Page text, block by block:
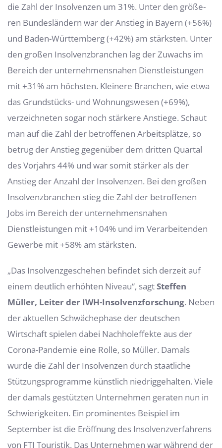
die Zahl der Insolvenzen um 31%. Unter den größe­
ren Bundesländern war der Anstieg in Bayern (+56%)
und Baden-Württemberg (+42%) am stärksten. Unter
den großen Insolvenzbranchen lag der Zuwachs im
Be­reich der unternehmensnahen Dienstleistungen
mit +31% am höchsten. Kleinere Branchen, wie etwa
das Grundstücks- und Wohnungswesen (+69%),
verzeichneten sogar noch stärkere Anstiege. Schaut
man auf die Zahl der betroffenen Arbeitsplätze, so
betrug der Anstieg gegenüber dem dritten Quartal
des Vorjahrs 44% und war somit stärker als der
Anstieg der Anzahl der Insolvenzen. Bei den großen
Insolvenz­branchen stieg die Zahl der betroffenen
Jobs im Bereich der unternehmensnahen
Dienstleistungen mit +104% und im Verarbeitenden
Gewerbe mit +58% am stärksten.
„Das Insolvenzgeschehen befindet sich derzeit auf
einem deutlich erhöhten Niveau“, sagtSteffen
Müller, Leiter der IWH-Insolvenzforschung. Neben
der aktuellen Schwächephase der deutschen
Wirtschaft spielen dabei Nachholeffekte aus der
Corona-Pandemie eine Rolle, so Müller. Damals
wurde die Zahl der Insolvenzen durch staatliche
Stützungsprogramme künstlich niedriggehalten. Viele
der damals gestützten Unternehmen geraten nun in
Schwierigkeiten. Ein prominentes Beispiel im
September ist die Eröffnung des Insolvenzverfahrens
von FTI Touristik. Das Unternehmen war während der